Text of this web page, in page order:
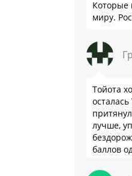
Которые
миру.
Тойота
лучше,
баллов